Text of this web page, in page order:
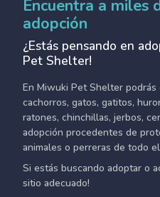
Encuentra a miles
adopción
¿Estás pensando en
Pet Shelter!
En Miwuki Pet Shelter
cachorros, gatos, gatitos,
ratones, chinchillas, jerbos,
adopción procedentes de
animales o perreras de todo
Si estás buscando adoptar o
sitio adecuado!